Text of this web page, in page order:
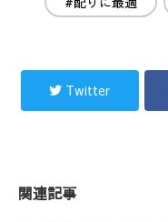
Twitter
関連記事